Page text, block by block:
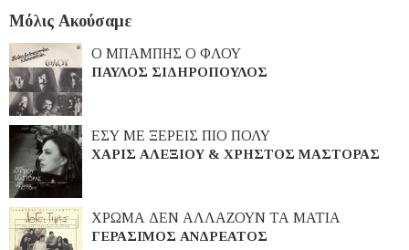
Μόλις Ακούσαμε
Ο ΜΠΑΜΠΗΣ Ο ΦΛΟΥ
ΠΑΥΛΟΣ ΣΙΔΗΡΟΠΟΥΛΟΣ
ΕΣΥ ΜΕ ΞΕΡΕΙΣ ΠΙΟ ΠΟΛΥ
ΧΑΡΙΣ ΑΛΕΞΙΟΥ & ΧΡΗΣΤΟΣ ΜΑΣΤΟΡΑΣ
ΧΡΩΜΑ ΔΕΝ ΑΛΛΑΖΟΥΝ ΤΑ ΜΑΤΙΑ
ΓΕΡΑΣΙΜΟΣ ΑΝΔΡΕΑΤΟΣ